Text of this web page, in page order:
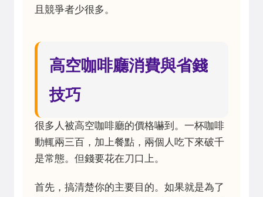
且競爭者少很多。
高空咖啡廳消費與省錢
技巧
很多人被高空咖啡廳的價格嚇到。一杯咖啡
動輒兩三百，加上餐點，兩個人吃下來破千
是常態。但錢要花在刀口上。
首先，搞清楚你的主要目的。如果就是為了